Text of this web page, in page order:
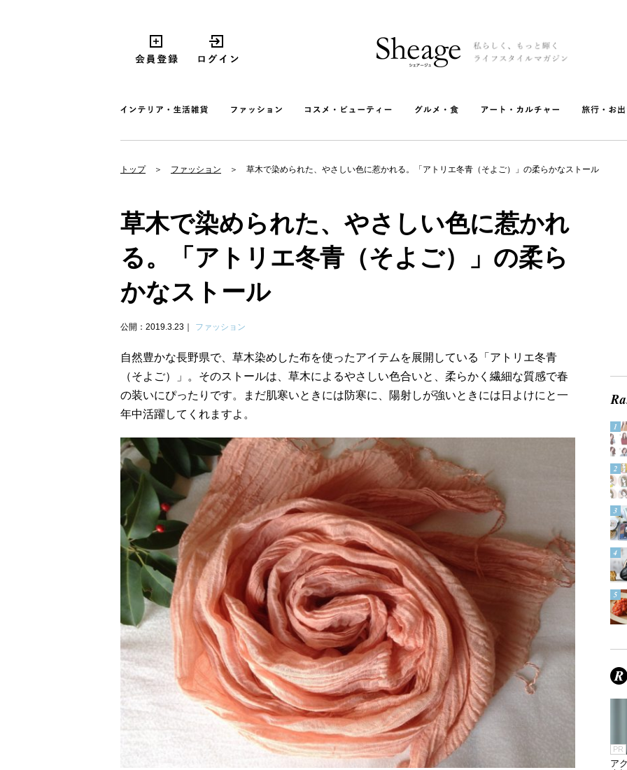
トップ ファッション 草木で染められた、やさしい色に惹かれる。「アトリエ冬青（そよご）」の柔らかなストール
草木で染められた、やさしい色に惹かれ
る。「アトリエ冬青（そよご）」の柔ら
かなストール
公開：2019.3.23 ファッション
自然豊かな長野県で、草木染めした布を使ったアイテムを展開している「アトリエ冬青
（そよご）」。そのストールは、草木によるやさしい色合いと、柔らかく繊細な質感で春
の装いにぴったりです。まだ肌寒いときには防寒に、陽射しが強いときには日よけにと一
年中活躍してくれますよ。
PR
ア